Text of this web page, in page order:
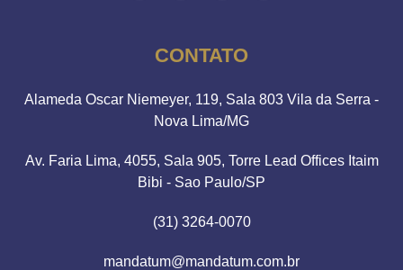
CONTATO
Alameda Oscar Niemeyer, 119, Sala 803 Vila da Serra -
Nova Lima/MG
Av. Faria Lima, 4055, Sala 905, Torre Lead Offices Itaim
Bibi - Sao Paulo/SP
(31) 3264-0070
mandatum@mandatum.com.br